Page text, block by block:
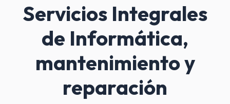
Servicios Integrales
de Informática,
mantenimiento y
reparación